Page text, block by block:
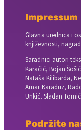
Impressum
Glavna urednica i
književnosti,
Saradnici autori
Karačić, Bojan
Nataša Kilibarda,
Amar Karađuz,
Unkić. Slađan
Podržite